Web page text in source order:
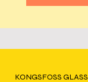
KONGSFOSS GLASS